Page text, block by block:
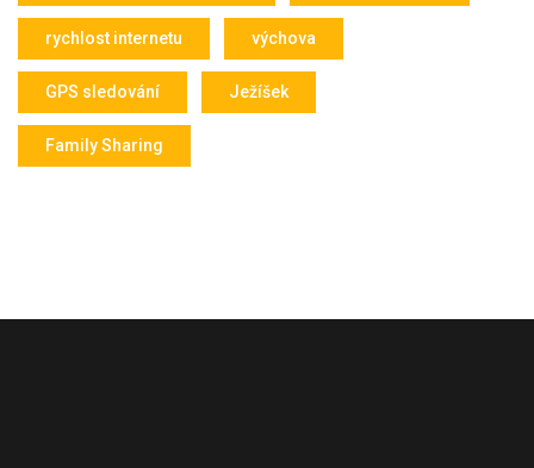
rychlost internetu výchova
GPS sledování Ježíšek
Family Sharing